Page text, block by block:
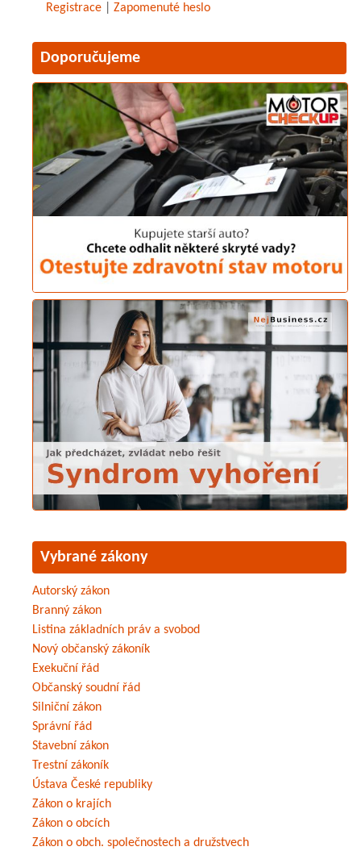
Registrace Zapomenuté heslo
Doporučujeme
Vybrané zákony
Autorský zákon
Branný zákon
Listina základních práv a svobod
Nový občanský zákoník
Exekuční řád
Občanský soudní řád
Silniční zákon
Správní řád
Stavební zákon
Trestní zákoník
Ústava České republiky
Zákon o krajích
Zákon o obcích
Zákon o obch. společnostech a družstvech